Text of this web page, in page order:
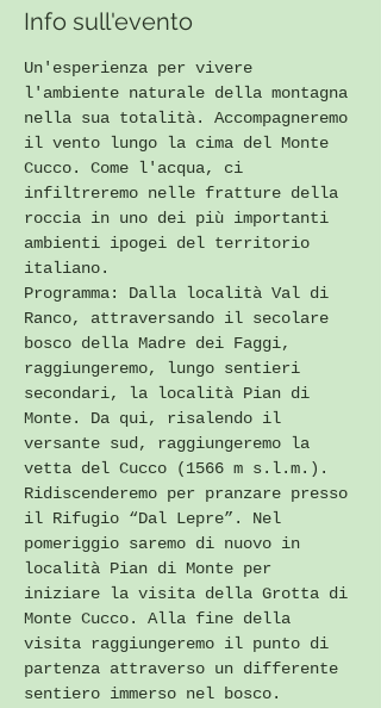
Info sull'evento
Un'esperienza per vivere
l'ambiente naturale della montagna
nella sua totalità. Accompagneremo
il vento lungo la cima del Monte
Cucco. Come l'acqua, ci
infiltreremo nelle fratture della
roccia in uno dei più importanti
ambienti ipogei del territorio
italiano.
Programma: Dalla località Val di
Ranco, attraversando il secolare
bosco della Madre dei Faggi,
raggiungeremo, lungo sentieri
secondari, la località Pian di
Monte. Da qui, risalendo il
versante sud, raggiungeremo la
vetta del Cucco (1566 m s.l.m.).
Ridiscenderemo per pranzare presso
il Rifugio “Dal Lepre”. Nel
pomeriggio saremo di nuovo in
località Pian di Monte per
iniziare la visita della Grotta di
Monte Cucco. Alla fine della
visita raggiungeremo il punto di
partenza attraverso un differente
sentiero immerso nel bosco.